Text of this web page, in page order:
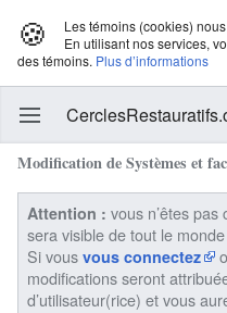
🍪
Les témoins (cookies)
En utilisant nos services,
des témoins. Plus d’informations
Modification de Systèmes et
Attention : vous n’êtes
sera visible de tout le
Si vous vous connectez
modifications seront
d’utilisateur(rice) et vous